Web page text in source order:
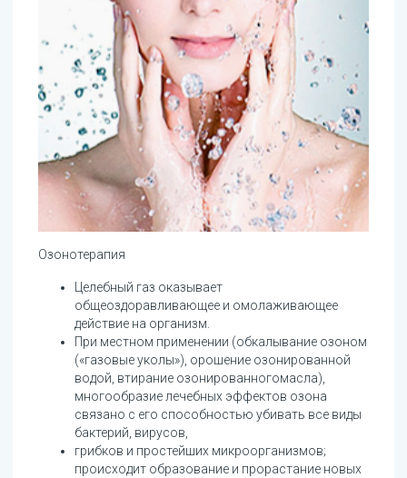
Озонотерапия
Целебный газ оказывает
общеоздоравливающее и омолаживающее
действие на организм.
При местном применении (обкалывание озоном
(«газовые уколы»), орошение озонированной
водой, втирание озонированногомасла),
многообразие лечебных эффектов озона
связано с его способностью убивать все виды
бактерий, вирусов,
грибков и простейших микроорганизмов;
происходит образование и прорастание новых